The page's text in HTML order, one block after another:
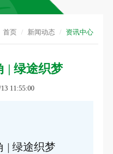
首页 / 新闻动态 / 资讯中心
| 绿途织梦
11:55:00
| 绿途织梦